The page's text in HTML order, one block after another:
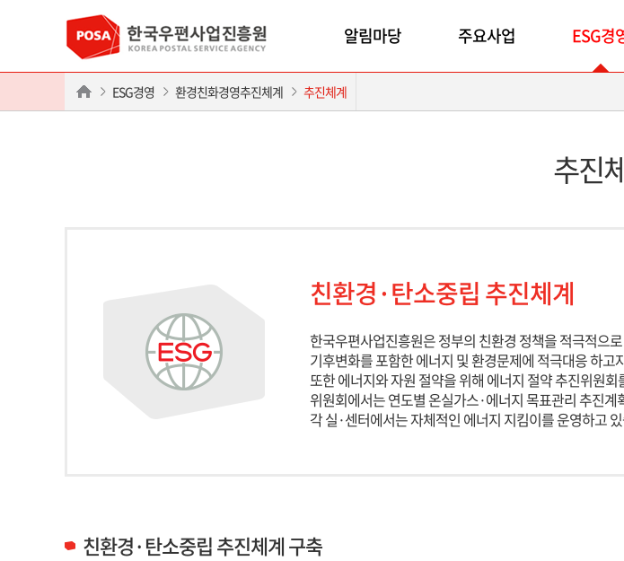
알림마당 주요사업 ESG경
ESG경영 환경친화경영추진체계 추진체계
추진
친환경·탄소중립 추진체계
한국우편사업진흥원은 정부의 친환경 정책을 적극적으
기후변화를 포함한 에너지 및 환경문제에 적극대응 하
또한 에너지와 자원 절약을 위해 에너지 절약 추진위원
위원회에서는 연도별 온실가스·에너지 목표관리 추진계
각 실·센터에서는 자체적인 에너지 지킴이를 운영하고
친환경·탄소중립 추진체계 구축